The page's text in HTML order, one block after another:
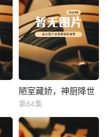
陋室藏娇，神厨降世
陋室藏娇，神厨降世
第64集